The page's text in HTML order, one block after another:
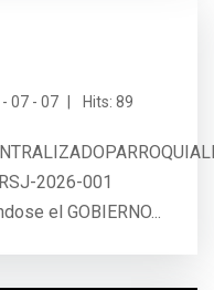
07 - 07 Hits: 89
2026-001
el GOBIERNO...